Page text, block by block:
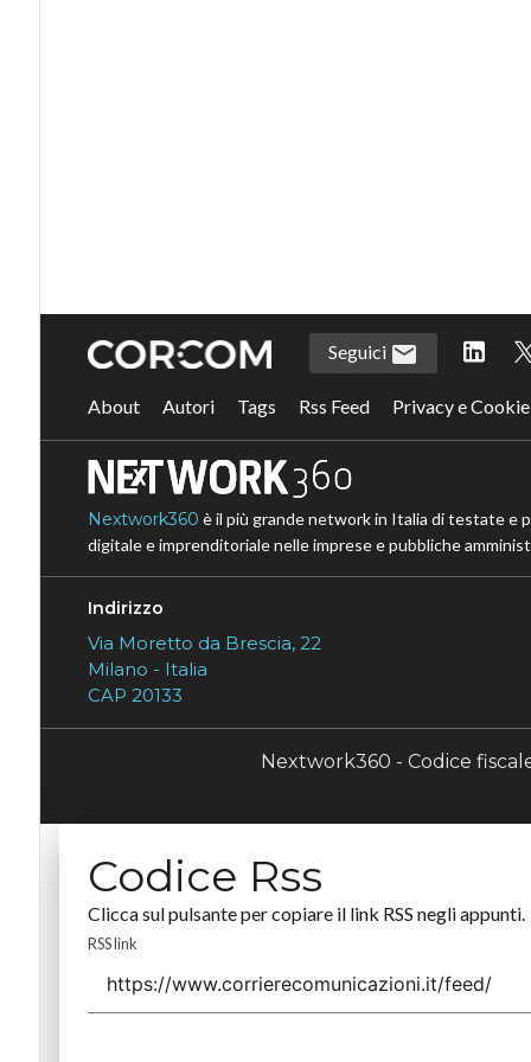
Seguici
About Autori Tags Rss Feed Privacy e
Nextwork360 è il più grande network in Italia di testate e
digitale e imprenditoriale nelle imprese e pubbliche
Indirizzo
Via Moretto da Brescia, 22
Milano - Italia
CAP 20133
Nextwork360 - Codice
Codice Rss
Clicca sul pulsante per copiare il link RSS negli appunti.
RSS link